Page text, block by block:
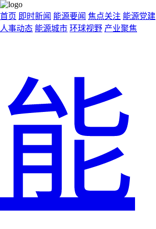
首页 即时新闻 能源要闻 焦点关注 能源党建
人事动态 能源城市 环球视野 产业聚焦
能